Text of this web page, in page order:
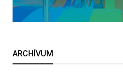
ARCHÍVUM